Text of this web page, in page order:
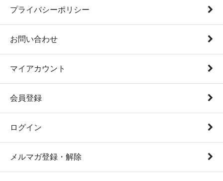
プライバシーポリシー
お問い合わせ
マイアカウント
会員登録
ログイン
メルマガ登録・解除